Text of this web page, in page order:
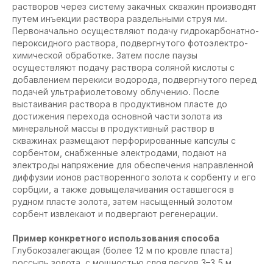
растворов через систему закачных скважин производят
путем инъекции раствора раздельными струя ми.
Первоначально осуществляют подачу гидрокарбонатно-
пероксидного раствора, подвергнутого фотоэлектро-
химической обработке. Затем после паузы
осуществляют подачу раствора соляной кислоты с
добавлением перекиси водорода, подвергнутого перед
подачей ультрафиолетовому облучению. После
выстаивания раствора в продуктивном пласте до
достижения перехода основной части золота из
минеральной массы в продуктивный раствор в
скважинах размещают перфорированные капсулы с
сорбентом, снабженные электродами, подают на
электроды напряжение для обеспечения направленной
диффузии ионов растворенного золота к сорбенту и его
сорбции, а также довыщелачивания оставшегося в
рудном пласте золота, затем насыщенный золотом
сорбент извлекают и подвергают регенерации.
Пример конкретного использования способа
Глубокозалегающая (более 12 м по кровле пласта)